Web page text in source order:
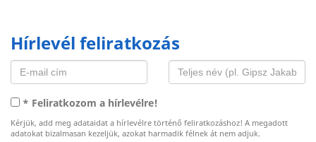
Hírlevél feliratkozás
* Feliratkozom a hírlevélre!
Kérjük, add meg adataidat a hírlevélre történő feliratkozáshoz! A megadott
adatokat bizalmasan kezeljük, azokat harmadik félnek át nem adjuk.